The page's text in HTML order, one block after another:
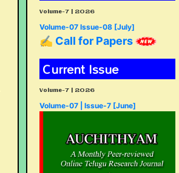
Volume-7 | 2026
Volume-07 Issue-08 [July]
✍ Call for Papers
Current Issue
Volume-7 | 2026
Volume-07 | Issue-7 [June]